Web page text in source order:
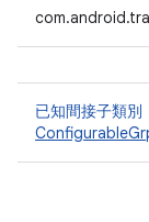
已知間接子類別